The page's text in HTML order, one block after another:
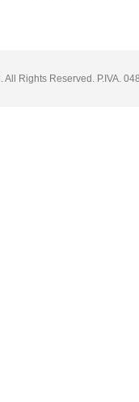
Rights Reserved. P.IVA.